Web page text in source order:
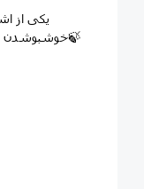
خوشبوشدن دهانشان قبل رابطه قرص نعناع می‌خورند🍃